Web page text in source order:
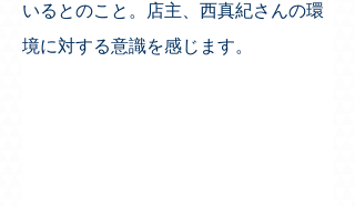
いるとのこと。店主、西真紀さんの環
境に対する意識を感じます。